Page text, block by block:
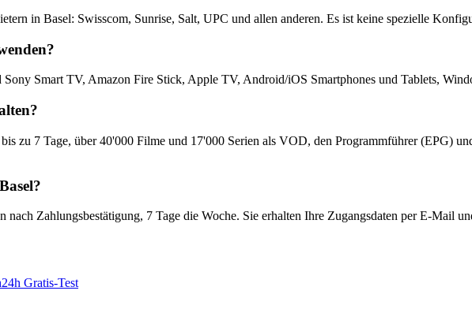
in Basel: Swisscom, Sunrise, Salt, UPC und allen anderen. Es ist keine spezielle
Smart TV, Amazon Fire Stick, Apple TV, Android/iOS Smartphones und Tablets,
zu 7 Tage, über 40'000 Filme und 17'000 Serien als VOD, den Programmführer (EPG)
Zahlungsbestätigung, 7 Tage die Woche. Sie erhalten Ihre Zugangsdaten per E-Mail
24h Gratis-Test